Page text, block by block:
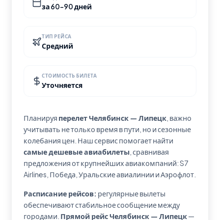
за 60-90 дней
ТИП РЕЙСА
Средний
СТОИМОСТЬ БИЛЕТА
Уточняется
Планируя перелет Челябинск — Липецк , важно
учитывать не только время в пути, но и сезонные
колебания цен. Наш сервис помогает найти
самые дешевые авиабилеты , сравнивая
предложения от крупнейших авиакомпаний: S7
Airlines, Победа, Уральские авиалинии и Аэрофлот.
Расписание рейсов: регулярные вылеты
обеспечивают стабильное сообщение между
городами. Прямой рейс Челябинск — Липецк—